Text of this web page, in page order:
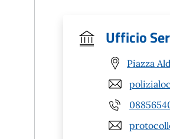
Ufficio
Piazza